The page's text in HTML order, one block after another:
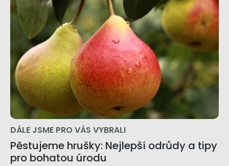
DÁLE JSME PRO VÁS VYBRALI
Pěstujeme hrušky: Nejlepší odrůdy a tipy
pro bohatou úrodu